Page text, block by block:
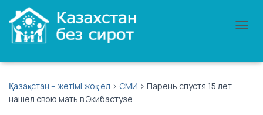
Қазақстан – жетімі жоқ ел > СМИ > Парень спустя 15 лет
нашел свою мать в Экибастузе